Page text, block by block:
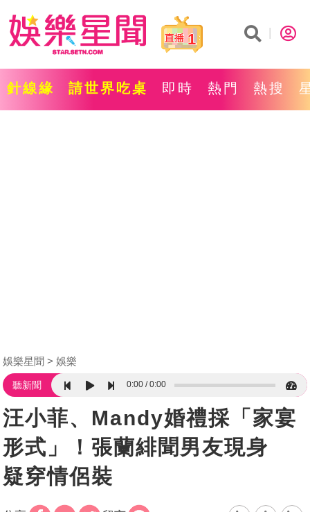
1
針線緣 請世界吃桌 即時 熱門 熱搜
娛樂星聞 娛樂
聽新聞 0:00 0:00
汪小菲、Mandy婚禮採「家宴
形式」！張蘭緋聞男友現身
疑穿情侶裝